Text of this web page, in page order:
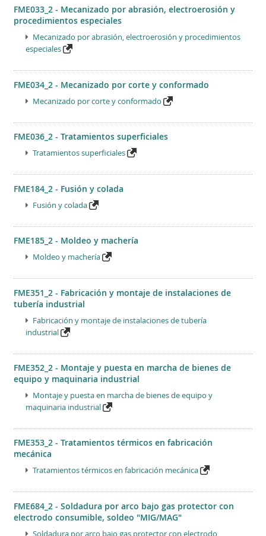
FME033_2 - Mecanizado por abrasión, electroerosión y
procedimientos especiales
Mecanizado por abrasión, electroerosión y procedimientos
especiales
FME034_2 - Mecanizado por corte y conformado
Mecanizado por corte y conformado
FME036_2 - Tratamientos superficiales
Tratamientos superficiales
FME184_2 - Fusión y colada
Fusión y colada
FME185_2 - Moldeo y machería
Moldeo y machería
FME351_2 - Fabricación y montaje de instalaciones de
tubería industrial
Fabricación y montaje de instalaciones de tubería
industrial
FME352_2 - Montaje y puesta en marcha de bienes de
equipo y maquinaria industrial
Montaje y puesta en marcha de bienes de equipo y
maquinaria industrial
FME353_2 - Tratamientos térmicos en fabricación
mecánica
Tratamientos térmicos en fabricación mecánica
FME684_2 - Soldadura por arco bajo gas protector con
electrodo consumible, soldeo "MIG/MAG"
Soldadura por arco bajo gas protector con electrodo